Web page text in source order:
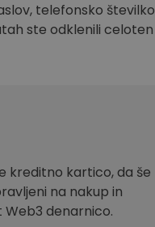
telefonsko številko
ste odklenili celoten
kreditno kartico, da še
na nakup in
denarnico.